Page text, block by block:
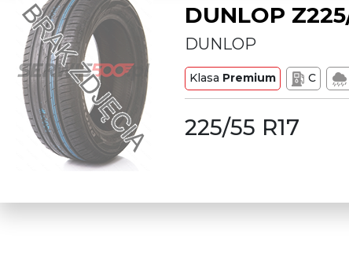
DUNLOP
DUNLOP
Klasa Premium C
225/55 R17